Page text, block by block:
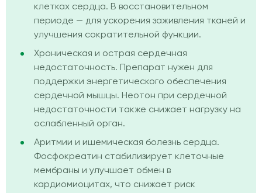
клетках сердца. В восстановительном
периоде — для ускорения заживления тканей и
улучшения сократительной функции.
Хроническая и острая сердечная
недостаточность. Препарат нужен для
поддержки энергетического обеспечения
сердечной мышцы. Неотон при сердечной
недостаточности также снижает нагрузку на
ослабленный орган.
Аритмии и ишемическая болезнь сердца.
Фосфокреатин стабилизирует клеточные
мембраны и улучшает обмен в
кардиомиоцитах, что снижает риск